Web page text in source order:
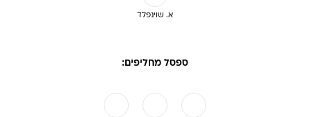
א. שוינפלד
ספסל מחליפים: